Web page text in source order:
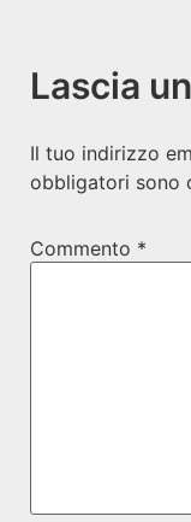
Lascia
Il tuo indirizzo
obbligatori sono
Commento *